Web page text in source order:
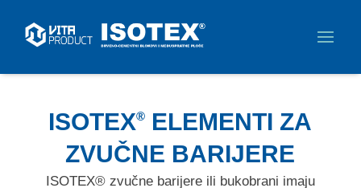
ISOTEX® ELEMENTI ZA
ZVUČNE BARIJERE
ISOTEX® zvučne barijere ili bukobrani imaju